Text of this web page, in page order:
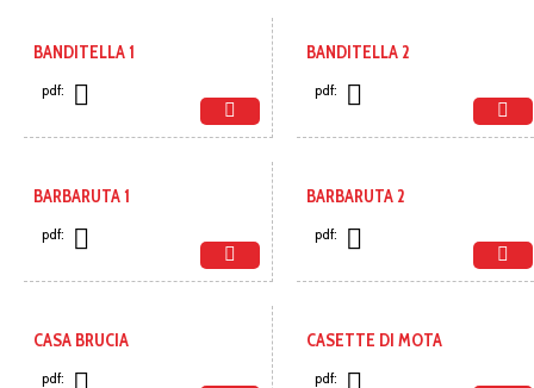
BANDITELLA 1
pdf:
BANDITELLA 2
pdf:
BARBARUTA 1
pdf:
BARBARUTA 2
pdf:
CASA BRUCIA
pdf:
CASETTE DI MOTA
pdf: